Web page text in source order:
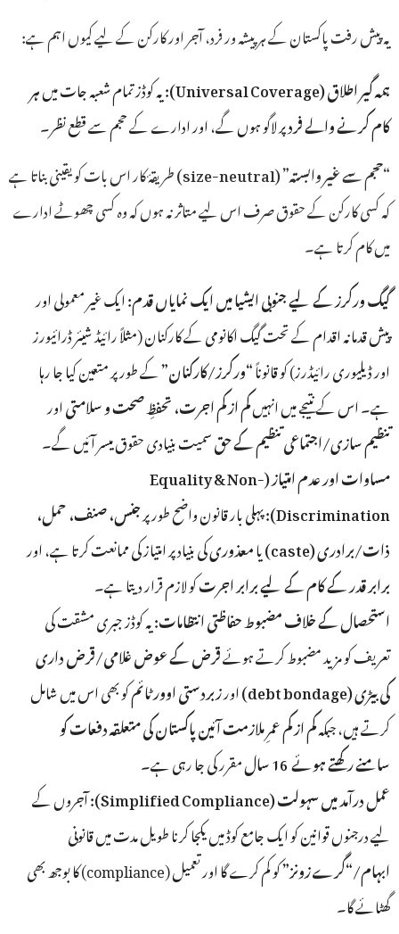
یہ پیش رفت پاکستان کے ہر پیشہ ور فرد، آجر اور کارکن کے لیے کیوں اہم ہے:
ہمہ گیر اطلاق(Universal Coverage): یہ کوڈز تمام شعبہ جات میںہر
کام کرنے والے فردپر لاگو ہوں گے، اور ادارے کے حجم سے قطع نظر۔
“حجم سے غیر وابستہ”
(size-neutral)
طریقۂ کار اس بات کو یقینی بناتا ہے
کہ کسی کارکن کے حقوق صرف اس لیے متاثر نہ ہوں کہ وہ کسی چھوٹے ادارے
میں کام کرتا ہے۔
گیگ ورکرز کے لیے جنوبی ایشیا میں ایک نمایاں قدم:ایک غیر معمولی اور
پیش قدمانہ اقدام کے تحت گیگ اکانومی کے کارکنان (مثلاً رائیڈ شیئر ڈرائیورز
اور ڈیلیوری رائیڈرز) کو قانوناً“ورکرز/کارکنان”کے طور پر متعین کیا جا رہا
ہے۔ اس کے نتیجے میں انہیںکم از کم اجرت، تحفظِ صحت و سلامتیاور
تنظیم سازی/اجتماعی تنظیم کے حقسمیت بنیادی حقوق میسر آئیں گے۔
مساوات اور عدم امتیاز (Equality & Non-
Discrimination): پہلی بار قانون واضح طور پرجنس، صنف، حمل،
ذات/برادری(caste) یامعذوریکی بنیاد پر امتیاز کی ممانعت کرتا ہے، اور
برابر قدر کے کام کے لیے برابر اجرتکو لازم قرار دیتا ہے۔
استحصال کے خلاف مضبوط حفاظتی انتظامات:یہ کوڈز جبری مشقت کی
تعریف کو مزید مضبوط کرتے ہوئےقرض کے عوض غلامی/قرض داری
کی بیڑی(debt bondage) اورزبردستی اوور ٹائمکو بھی اس میں شامل
کرتے ہیں، جبکہکم از کم عمرِ ملازمت آئین پاکستان کی متعلقہ دفعات کو
سامنے رکھتے ہوئے
مقرر کی جا رہی ہے۔
عمل درآمد میں سہولت(Simplified Compliance):
آجروں کے
لیے درجنوں قوانین کو ایک جامع کوڈ میں یکجا کرنا طویل مدت میں قانونی
ابہام/“گرے زونز”
کو کم کرے گا اور تعمیل (compliance) کا بوجھ بھی
گھٹائے گا۔